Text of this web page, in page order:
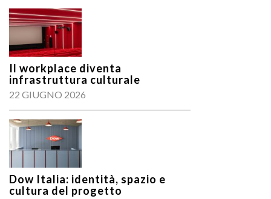
Il workplace diventa
infrastruttura culturale
22 GIUGNO 2026
Dow Italia: identità, spazio e
cultura del progetto